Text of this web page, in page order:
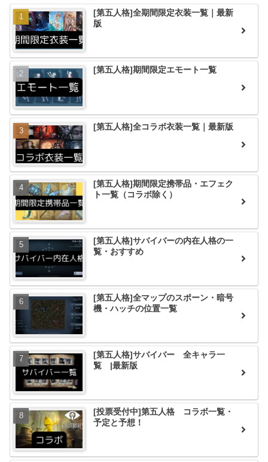
[第五人格]全期間限定衣装一覧｜最新
版
[第五人格]期間限定エモート一覧
[第五人格]全コラボ衣装一覧｜最新版
[第五人格]期間限定携帯品・エフェク
ト一覧（コラボ除く）
[第五人格]サバイバーの内在人格の一
覧・おすすめ
[第五人格]全マップのスポーン・暗号
機・ハッチの位置一覧
[第五人格]サバイバー 全キャラ一
覧 |最新版
[投票受付中]第五人格 コラボ一覧・
予定と予想！